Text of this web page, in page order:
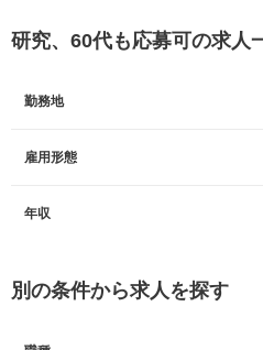
研究、60代も応募可の求人
勤務地
雇用形態
年収
別の条件から求人を探す